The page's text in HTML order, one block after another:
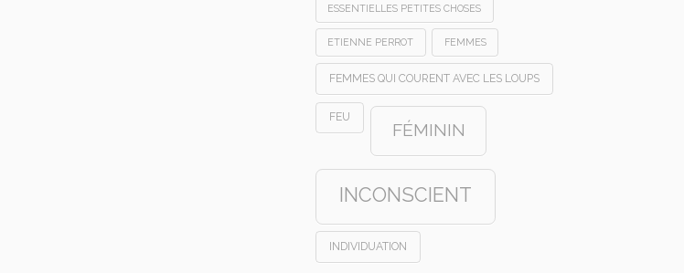
ESSENTIELLES PETITES CHOSES
ETIENNE PERROT FEMMES
FEMMES QUI COURENT AVEC LES LOUPS
FEU
FÉMININ
INCONSCIENT
INDIVIDUATION